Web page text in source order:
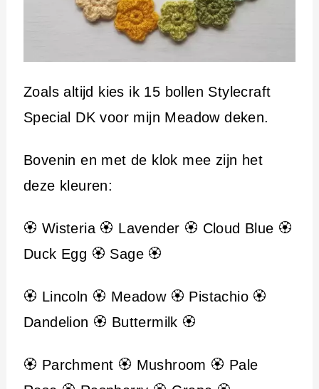
Zoals altijd kies ik 15 bollen Stylecraft
Special DK voor mijn Meadow deken.
Bovenin en met de klok mee zijn het
deze kleuren:
🏵️ Wisteria 🏵️ Lavender 🏵️ Cloud Blue 🏵️
Duck Egg 🏵️ Sage 🏵️
🏵️ Lincoln 🏵️ Meadow 🏵️ Pistachio 🏵️
Dandelion 🏵️ Buttermilk 🏵️
🏵️ Parchment 🏵️ Mushroom 🏵️ Pale